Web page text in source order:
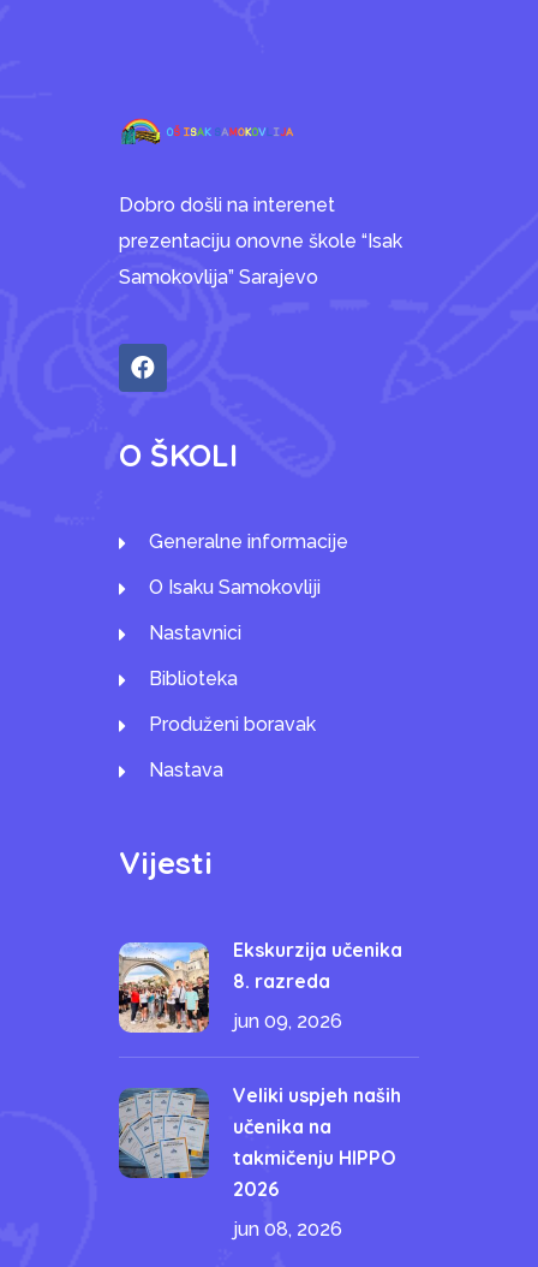
Dobro došli na interenet
prezentaciju onovne škole “Isak
Samokovlija” Sarajevo
O ŠKOLI
Generalne informacije
O Isaku Samokovliji
Nastavnici
Biblioteka
Produženi boravak
Nastava
Vijesti
Ekskurzija učenika
8. razreda
jun 09, 2026
Veliki uspjeh naših
učenika na
takmičenju HIPPO
2026
jun 08, 2026